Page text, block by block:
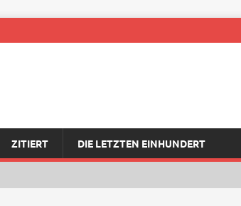
ZITIERT DIE LETZTEN EINHUNDERT